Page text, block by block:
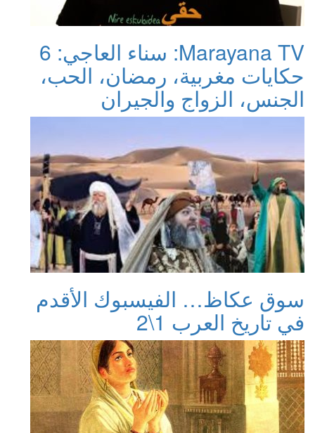
Marayana TV: سناء العاجي: 6
حكايات مغربية، رمضان، الحب،
الجنس، الزواج والجيران
سوق عكاظ… الفيسبوك الأقدم
في تاريخ العرب 1\2